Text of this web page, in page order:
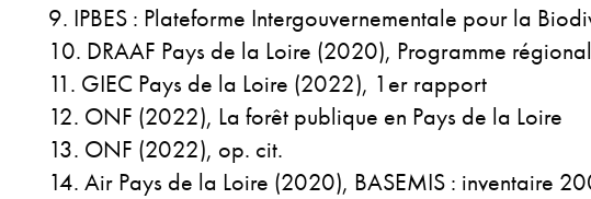
IPBES : Plateforme Intergouvernementale pour la
DRAAF Pays de la Loire (2020), Programme
GIEC Pays de la Loire (2022), 1er rapport
ONF (2022), La forêt publique en Pays de la Loire
ONF (2022), op. cit.
Air Pays de la Loire (2020), BASEMIS : inventaire